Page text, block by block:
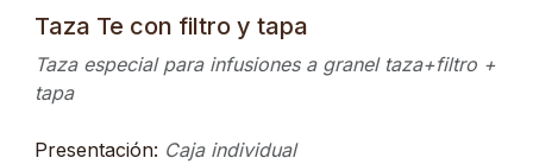
Taza Te con filtro y tapa
Taza especial para infusiones a granel taza+filtro +
tapa
Presentación: Caja individual